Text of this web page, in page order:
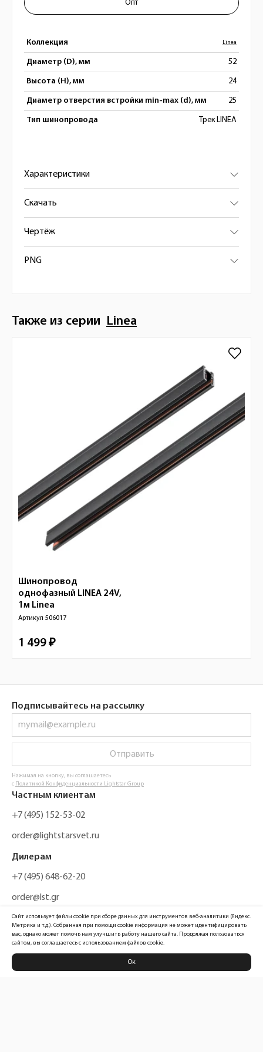
Коллекция Linea
Диаметр (D), мм 52
Высота (H), мм 24
Диаметр отверстия встройки min-max (d), мм 25
Тип шинопровода Трек LINEA
Опт
Характеристики
Скачать
Чертёж
PNG
Также из серии Linea
Шинопровод
однофазный LINEA 24V,
1м Linea
Артикул 506017
1 499 ₽
Подписывайтесь на рассылку
Отправить
Нажимая на кнопку, вы соглашаетесь
с Политикой Конфиденциальности Lightstar Group
Частным клиентам
+7 (495) 152-53-02
order@lightstarsvet.ru
Дилерам
+7 (495) 648-62-20
order@lst.gr
Политика конфиденциальности
Сайт использует файлы cookie при сборе данных для инструментов веб-аналитики (Яндекс.
Метрика и т.д.). Собранная при помощи cookie информация не может идентифицировать
вас, однако может помочь нам улучшить работу нашего сайта. Продолжая пользоваться
сайтом, вы соглашаетесь с использованием файлов cookie.
Ок